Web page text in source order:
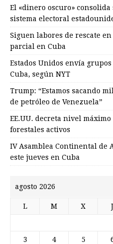
El «dinero oscuro»
sistema electoral
Siguen labores de rescate
parcial en Cuba
Estados Unidos envía
Cuba, según NYT
Trump: “Estamos sacando
de petróleo de Venezuela”
EE.UU. decreta nivel
forestales activos
IV Asamblea Continental de
este jueves en Cuba
agosto 2026
L M X J
3 4 5